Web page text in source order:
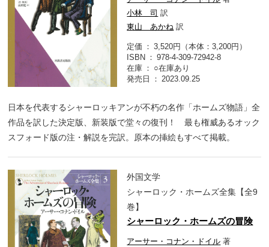
小林 司 訳
東山 あかね 訳
定価
3,520円（本体：3,200円）
ISBN
978-4-309-72942-8
在庫
○在庫あり
発売日
2023.09.25
日本を代表するシャーロッキアンが不朽の名作「ホームズ物語」全
作品を訳した決定版、新装版で堂々の復刊！ 最も権威あるオック
スフォード版の注・解説を完訳。原本の挿絵もすべて掲載。
外国文学
シャーロック・ホームズ全集【全9
巻】
シャーロック・ホームズの冒険
アーサー・コナン・ドイル 著